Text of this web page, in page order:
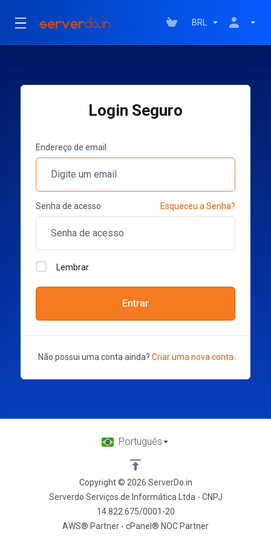
BRL
Login Seguro
Endereço de email
Senha de acesso Esqueceu a Senha?
Lembrar
Entrar
Não possui uma conta ainda? Criar uma nova conta
Copyright © 2026 ServerDo.in
Serverdo Serviços de Informática Ltda - CNPJ
14.822.675/0001-20
AWS® Partner - cPanel® NOC Partner
Português